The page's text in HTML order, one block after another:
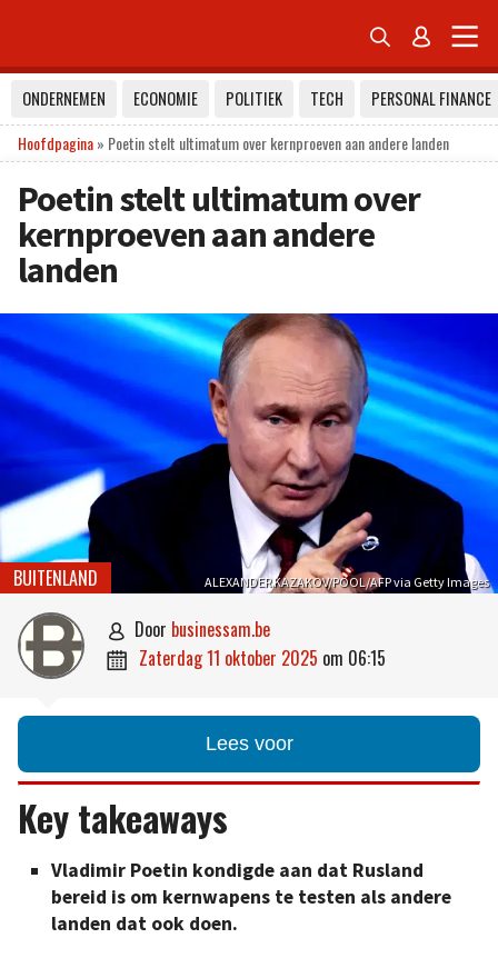
 
ONDERNEMEN ECONOMIE POLITIEK TECH
PERSONAL FINANCE
Hoofdpagina» Poetin stelt ultimatum over kernproeven aan andere landen
Poetin stelt ultimatum over
kernproeven aan andere
landen
ALEXANDER KAZAKOV/POOL/AFP via Getty Images
BUITENLAND
 door businessam.be
 zaterdag 11 oktober 2025 om 06:15
Lees voor
Key takeaways
Vladimir Poetin kondigde aan dat Rusland
bereid is om kernwapens te testen als andere
landen dat ook doen.